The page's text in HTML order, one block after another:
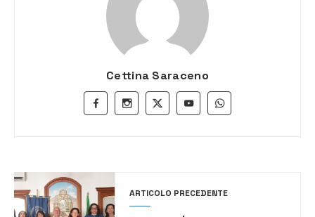
Cettina Saraceno
ARTICOLO PRECEDENTE